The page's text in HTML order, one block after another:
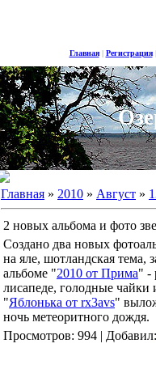
Главная| Регистрация|
Главная » 2010 » Август »
2 новых альбома и фото
Создано два новых
на яле, шотландская
альбоме "2010 от Прима" -
лисапеде, голодные
"Яблонька от rx3avs"
ночь метеоритного дождя.
Просмотров: 994 | Добавил: